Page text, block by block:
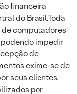
financeira
do Brasil.Toda
computadores
impedir
de
exime-se de
seus clientes,
por